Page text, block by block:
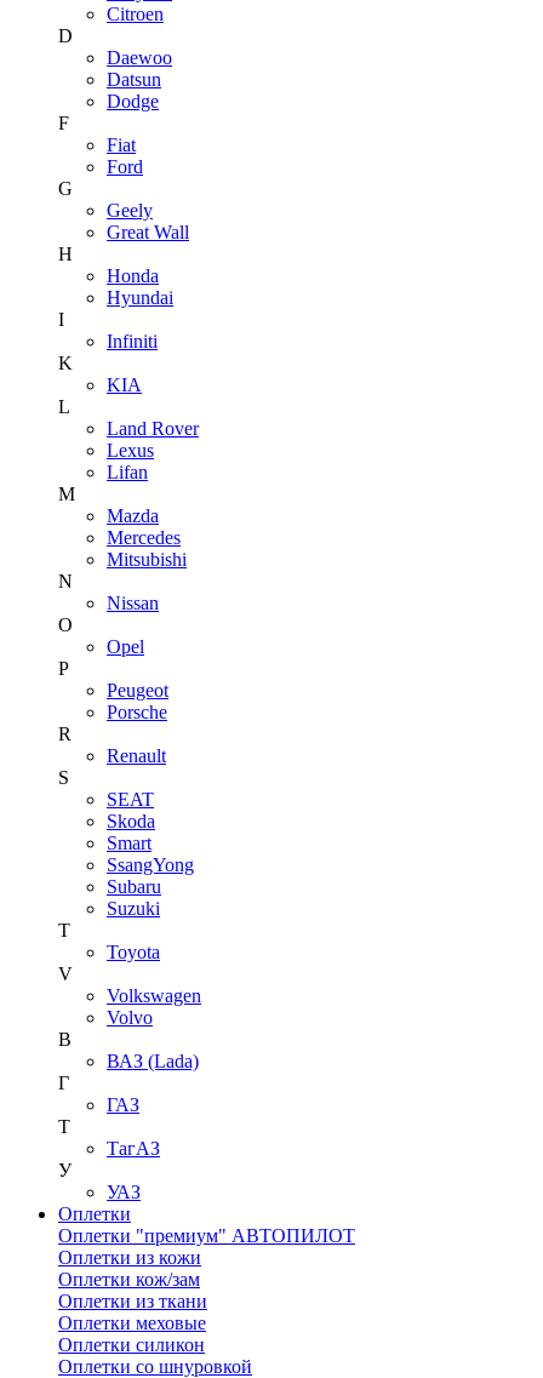
Citroen
D
Daewoo
Datsun
Dodge
F
Fiat
Ford
G
Geely
Great Wall
H
Honda
Hyundai
I
Infiniti
K
KIA
L
Land Rover
Lexus
Lifan
M
Mazda
Mercedes
Mitsubishi
N
Nissan
O
Opel
P
Peugeot
Porsche
R
Renault
S
SEAT
Skoda
Smart
SsangYong
Subaru
Suzuki
T
Toyota
V
Volkswagen
Volvo
В
ВАЗ (Lada)
Г
ГАЗ
Т
ТагАЗ
У
УАЗ
Оплетки
Оплетки "премиум" АВТОПИЛОТ
Оплетки из кожи
Оплетки кож/зам
Оплетки из ткани
Оплетки меховые
Оплетки силикон
Оплетки со шнуровкой